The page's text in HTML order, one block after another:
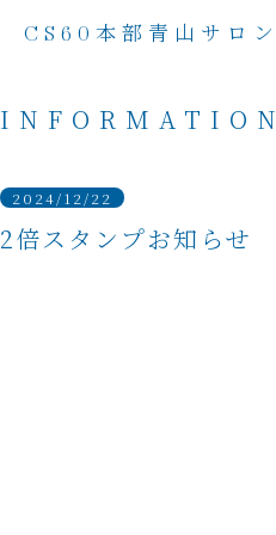
CS60 本部青山サロン
INFORMATION
2024/12/22
2倍スタンプお知らせ